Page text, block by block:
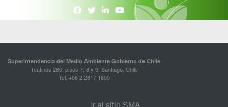
Superintendencia del Medio Ambiente Gobierno de Chile
Teatinos 280, pisos 7, 8 y 9, Santiago, Chile
Tel: +56 2 2617 1800